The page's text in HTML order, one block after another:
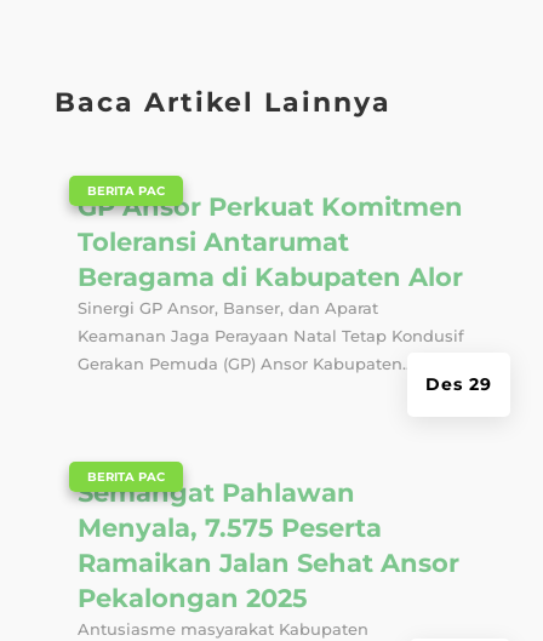
Baca Artikel Lainnya
GP Ansor Perkuat Komitmen
Toleransi Antarumat
Beragama di Kabupaten Alor
Des 29
BERITA PAC
Sinergi GP Ansor, Banser, dan Aparat
Keamanan Jaga Perayaan Natal Tetap Kondusif
Gerakan Pemuda (GP) Ansor Kabupaten...
Semangat Pahlawan
Menyala, 7.575 Peserta
Ramaikan Jalan Sehat Ansor
Pekalongan 2025
BERITA PAC
Antusiasme masyarakat Kabupaten